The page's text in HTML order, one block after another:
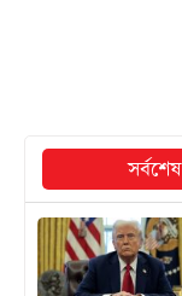
পেপার
সর্বশেষ